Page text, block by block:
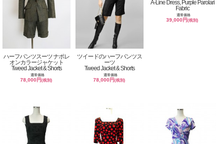
ハーフパンツスーツ ナポレ
オンカラージャケット
Tweed Jacket & Shorts
通常価格
78,000円(税別)
ツイードのハーフパンツス
ーツ
Tweed Jacket & Shorts
通常価格
78,000円(税別)
A-Line Dress, Purple Parolari
Fabric
通常価格
39,000円(税別)